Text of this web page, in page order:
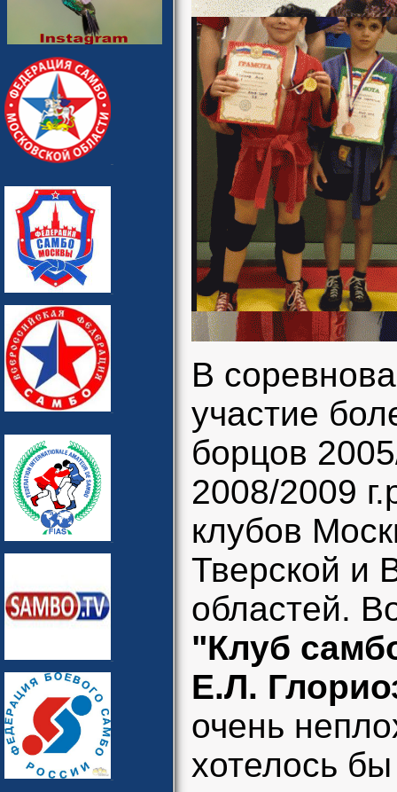
В
участие
борцов
2008/2009
клубов
Тверской и
областей.
"Клуб
Е.Л.
очень
хотелось